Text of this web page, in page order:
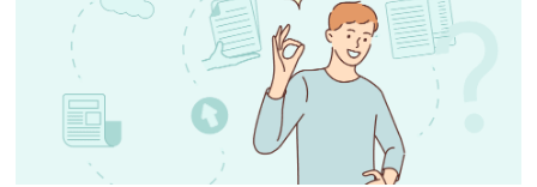
TOEFL 托福課程
開口溜英文
旅遊英文
基礎字彙
情境閱讀
英語俱樂部
ECAM
Let's Talk
日語
韓語
西班牙語
更多
一對一家教
企業訓練
活動花絮
Recruiting